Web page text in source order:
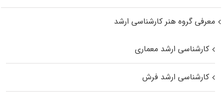
معرفی گروه هنر کارشناسی ارشد
کارشناسی ارشد معماری
کارشناسی ارشد فرش